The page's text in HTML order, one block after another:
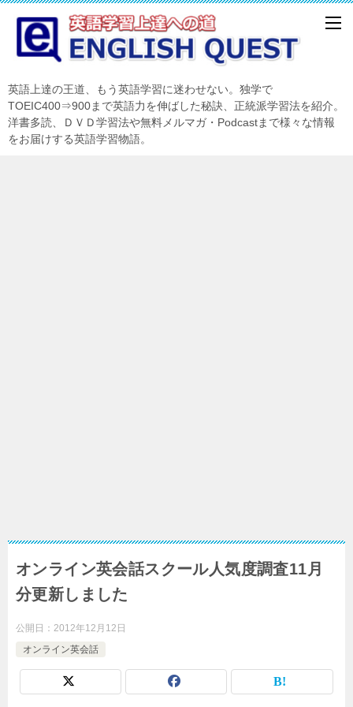
英語上達の王道、もう英語学習に迷わせない。独学で
TOEIC400⇒900まで英語力を伸ばした秘訣、正統派学習法を紹介。
洋書多読、ＤＶＤ学習法や無料メルマガ・Podcastまで様々な情報
をお届けする英語学習物語。
オンライン英会話スクール人気度調査11月
分更新しました
公開日： 2012年12月12日
オンライン英会話